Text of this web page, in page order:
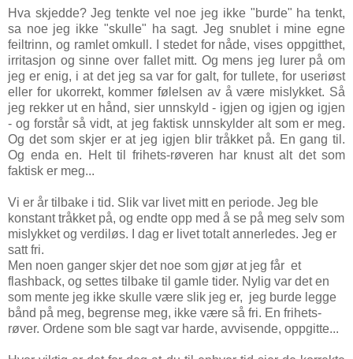
Hva skjedde? Jeg tenkte vel noe jeg ikke "burde" ha tenkt,
sa noe jeg ikke "skulle" ha sagt. Jeg snublet i mine egne
feiltrinn, og ramlet omkull. I stedet for nåde, vises oppgitthet,
irritasjon og sinne over fallet mitt. Og mens jeg lurer på om
jeg er enig, i at det jeg sa var for galt, for tullete, for useriøst
eller for ukorrekt, kommer følelsen av å være mislykket. Så
jeg rekker ut en hånd, sier unnskyld - igjen og igjen og igjen
- og forstår så vidt, at jeg faktisk unnskylder alt som er meg.
Og det som skjer er at jeg igjen blir tråkket på. En gang til.
Og enda en. Helt til frihets-røveren har knust alt det som
faktisk er meg...
Vi er år tilbake i tid. Slik var livet mitt en periode. Jeg ble
konstant tråkket på, og endte opp med å se på meg selv som
mislykket og verdiløs. I dag er livet totalt annerledes. Jeg er
satt fri.
Men noen ganger skjer det noe som gjør at jeg får et
flashback, og settes tilbake til gamle tider. Nylig var det en
som mente jeg ikke skulle være slik jeg er, jeg burde legge
bånd på meg, begrense meg, ikke være så fri. En frihets-
røver. Ordene som ble sagt var harde, avvisende, oppgitte...